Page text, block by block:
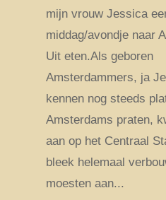
mijn vrouw Jessica
middag/avondje naar
Uit eten.Als geboren
Amsterdammers, ja
kennen nog steeds
Amsterdams praten,
aan op het Centraal
bleek helemaal
moesten aan...